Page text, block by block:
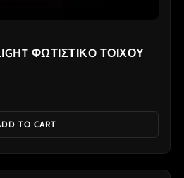
ΦΩΤΙΣΤΙΚO ΤΟΙΧΟΥ
TO CART